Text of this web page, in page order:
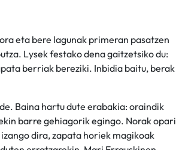
eta bere lagunak primeran pasatzen
Lysek festako dena gaitzetsiko du:
berriak bereziki. Inbidia baitu, berak
Baina hartu dute erabakia: oraindik
barre gehiagorik egingo. Norak opari
dira, zapata horiek magikoak